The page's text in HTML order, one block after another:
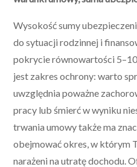
Wysokość sumy
do sytuacji rodzinnej i
pokrycie równowartości
jest zakres ochrony: warto
uwzględnia poważne
pracy lub śmierć w wyniku
trwania umowy także ma
obejmować okres, w którym
narażeni na utratę dochodu.